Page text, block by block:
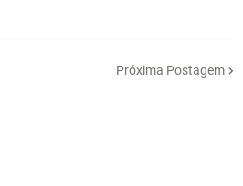
Próxima Postagem